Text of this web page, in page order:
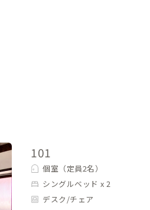
101
個室（定員2名）
シングルベッド x 2
デスク/チェア